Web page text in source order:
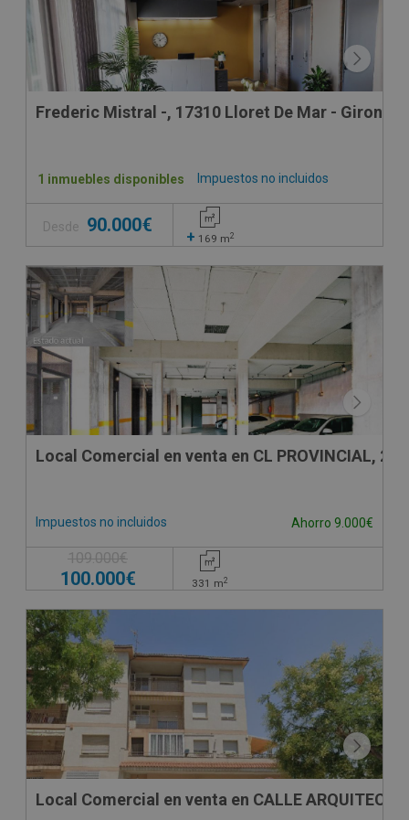
Frederic Mistral -, 17310 Lloret De Mar - Girona
Impuestos no incluidos
1 inmuebles disponibles
Desde 90.000€
+ 169 m2
Local Comercial en venta en CL PROVINCIAL, 24
Impuestos no incluidos Ahorro 9.000€
109.000€
100.000€ 331 m2
CESIÓN DE REMATE
Local Comercial en venta en CALLE